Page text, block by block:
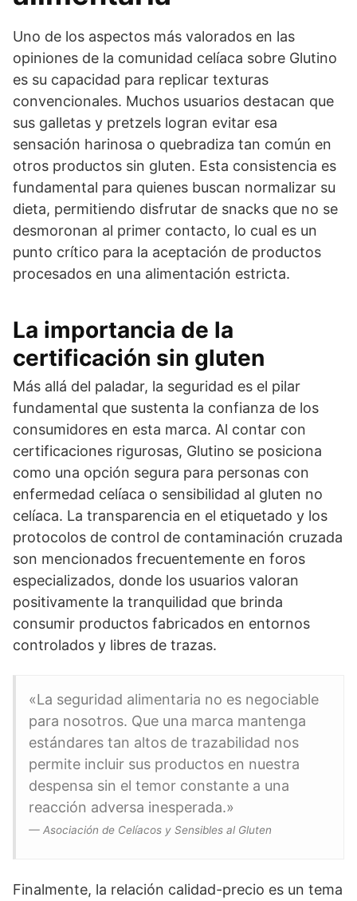
Uno de los aspectos más valorados en las
opiniones de la comunidad celíaca sobre Glutino
es su capacidad para replicar texturas
convencionales. Muchos usuarios destacan que
sus galletas y pretzels logran evitar esa
sensación harinosa o quebradiza tan común en
otros productos sin gluten. Esta consistencia es
fundamental para quienes buscan normalizar su
dieta, permitiendo disfrutar de snacks que no se
desmoronan al primer contacto, lo cual es un
punto crítico para la aceptación de productos
procesados en una alimentación estricta.
La importancia de la
certificación sin gluten
Más allá del paladar, la seguridad es el pilar
fundamental que sustenta la confianza de los
consumidores en esta marca. Al contar con
certificaciones rigurosas, Glutino se posiciona
como una opción segura para personas con
enfermedad celíaca o sensibilidad al gluten no
celíaca. La transparencia en el etiquetado y los
protocolos de control de contaminación cruzada
son mencionados frecuentemente en foros
especializados, donde los usuarios valoran
positivamente la tranquilidad que brinda
consumir productos fabricados en entornos
controlados y libres de trazas.
«La seguridad alimentaria no es negociable
para nosotros. Que una marca mantenga
estándares tan altos de trazabilidad nos
permite incluir sus productos en nuestra
despensa sin el temor constante a una
reacción adversa inesperada.»
— Asociación de Celíacos y Sensibles al Gluten
Finalmente, la relación calidad-precio es un tema